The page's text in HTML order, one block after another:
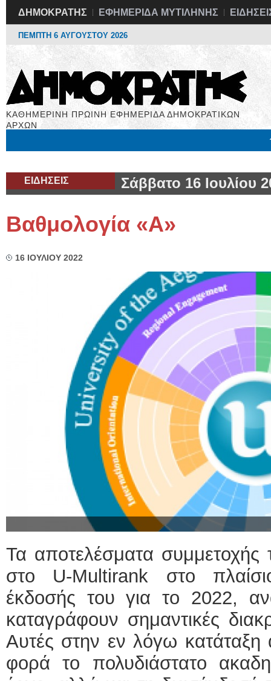
ΔΗΜΟΚΡΑΤΗΣ ΕΦΗΜΕΡΙΔΑ ΜΥΤΙΛΗΝΗΣ
ΠΕΜΠΤΗ 6 ΑΥΓΟΥΣΤΟΥ 2026
ΚΑΘΗΜΕΡΙΝΗ ΠΡΩΙΝΗ ΕΦΗΜΕΡΙΔΑ ΔΗΜΟΚΡΑΤΙΚΩΝ
ΑΡΧΩΝ
ΕΙΔΗΣΕΙΣ Σάββατο 16 Ιουλίου
Βαθμολογία «Α»
16 ΙΟΥΛΙΟΥ 2022
Τα αποτελέσματα συμμετοχής
στο U-Multirank στο
έκδοσής του για το 2022,
καταγράφουν σημαντικές
Αυτές στην εν λόγω κατάταξη
φορά το πολυδιάστατο